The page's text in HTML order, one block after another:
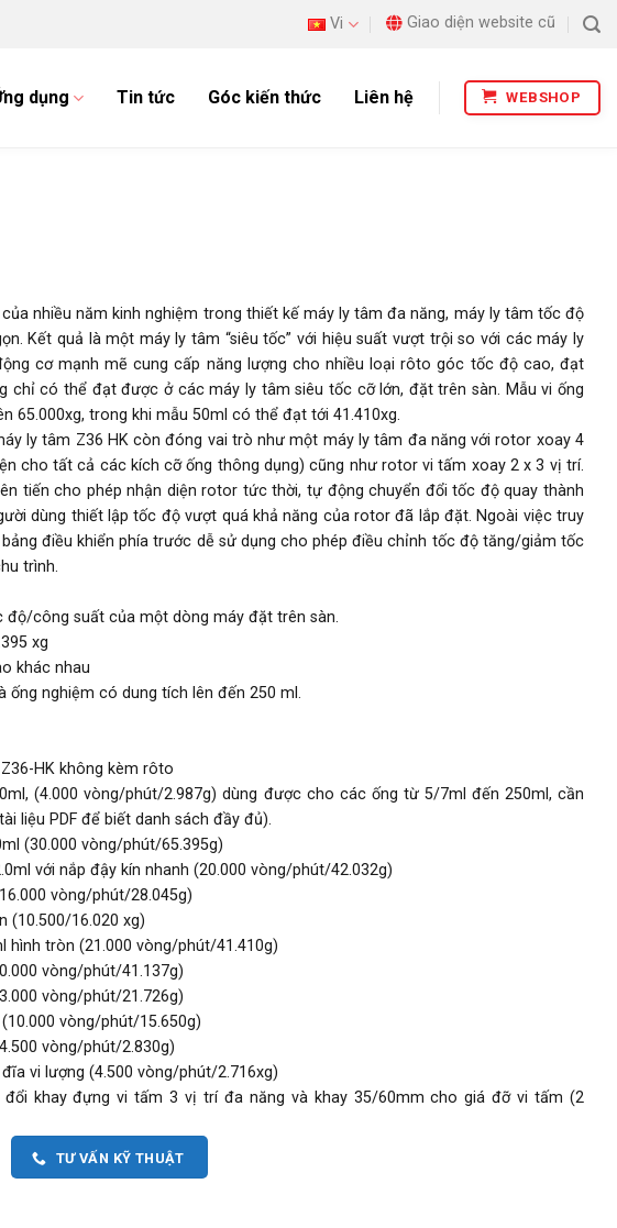
Vi Giao diện website cũ
dụng Tin tức Góc kiến thức Liên hệ WEBSHOP
nhiều năm kinh nghiệm trong thiết kế máy ly tâm đa năng, máy ly tâm tốc độ
Kết quả là một máy ly tâm “siêu tốc” với hiệu suất vượt trội so với các máy ly
cơ mạnh mẽ cung cấp năng lượng cho nhiều loại rôto góc tốc độ cao, đạt
chỉ có thể đạt được ở các máy ly tâm siêu tốc cỡ lớn, đặt trên sàn. Mẫu vi ống
65.000xg, trong khi mẫu 50ml có thể đạt tới 41.410xg.
ly tâm Z36 HK còn đóng vai trò như một máy ly tâm đa năng với rotor xoay 4
cho tất cả các kích cỡ ống thông dụng) cũng như rotor vi tấm xoay 2 x 3 vị trí.
tiến cho phép nhận diện rotor tức thời, tự động chuyển đổi tốc độ quay thành
dùng thiết lập tốc độ vượt quá khả năng của rotor đã lắp đặt. Ngoài việc truy
điều khiển phía trước dễ sử dụng cho phép điều chỉnh tốc độ tăng/giảm tốc
trình.
độ/công suất của một dòng máy đặt trên sàn.
xg
khác nhau
ống nghiệm có dung tích lên đến 250 ml.
HK không kèm rôto
(4.000 vòng/phút/2.987g) dùng được cho các ống từ 5/7ml đến 250ml, cần
liệu PDF để biết danh sách đầy đủ).
(30.000 vòng/phút/65.395g)
với nắp đậy kín nhanh (20.000 vòng/phút/42.032g)
vòng/phút/28.045g)
(10.500/16.020 xg)
hình tròn (21.000 vòng/phút/41.410g)
vòng/phút/41.137g)
vòng/phút/21.726g)
vòng/phút/15.650g)
vòng/phút/2.830g)
vi lượng (4.500 vòng/phút/2.716xg)
đổi khay đựng vi tấm 3 vị trí đa năng và khay 35/60mm cho giá đỡ vi tấm (2
TƯ VẤN KỸ THUẬT